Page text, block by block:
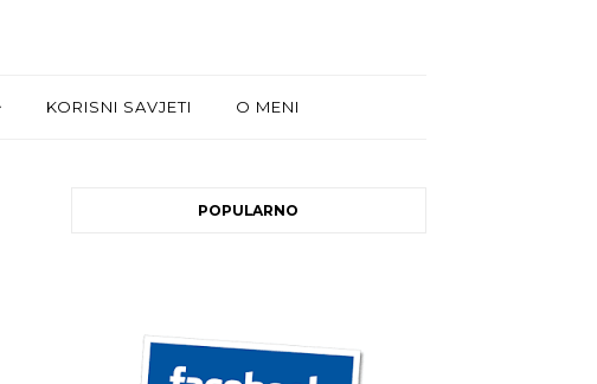
KORISNI SAVJETI O MENI
POPULARNO